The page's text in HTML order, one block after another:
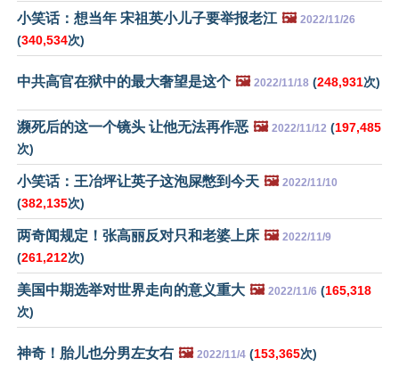
小笑话：想当年 宋祖英小儿子要举报老江 🖼️ 2022/11/26
(340,534次)
中共高官在狱中的最大奢望是这个 🖼️ 2022/11/18 (248,931次)
濒死后的这一个镜头 让他无法再作恶 🖼️ 2022/11/12 (197,485
次)
小笑话：王冶坪让英子这泡屎憋到今天 🖼️ 2022/11/10
(382,135次)
两奇闻规定！张高丽反对只和老婆上床 🖼️ 2022/11/9
(261,212次)
美国中期选举对世界走向的意义重大 🖼️ 2022/11/6 (165,318
次)
神奇！胎儿也分男左女右 🖼️ 2022/11/4 (153,365次)